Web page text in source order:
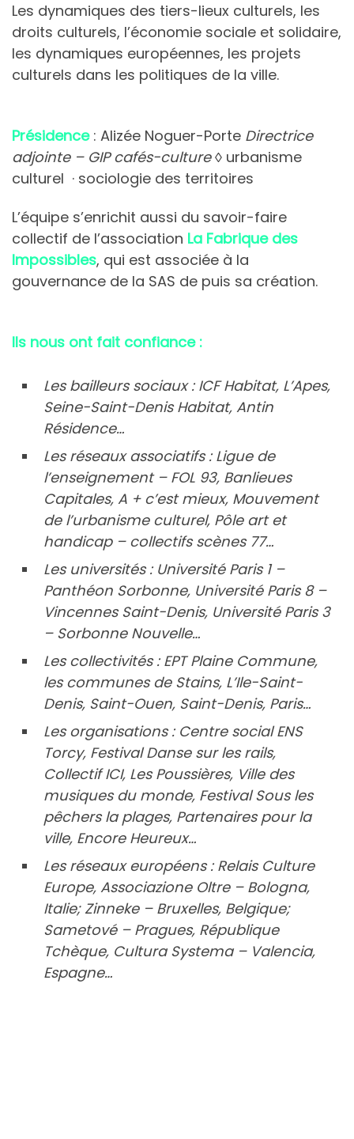
Les dynamiques des tiers-lieux culturels, les
droits culturels, l’économie sociale et solidaire,
les dynamiques européennes, les projets
culturels dans les politiques de la ville.
Présidence: Alizée Noguer-Porte Directrice
adjointe – GIP cafés-culture◊ urbanisme
culturel · sociologie des territoires
L’équipe s’enrichit aussi du savoir-faire
collectif de l’association La Fabrique des
Impossibles, qui est associée à la
gouvernance de la SAS de puis sa création.
Ils nous ont fait confiance :
Les bailleurs sociaux : ICF Habitat, L’Apes,
Seine-Saint-Denis Habitat, Antin
Résidence…
Les réseaux associatifs : Ligue de
l’enseignement – FOL 93, Banlieues
Capitales, A + c’est mieux, Mouvement
de l’urbanisme culturel, Pôle art et
handicap – collectifs scènes 77…
Les universités : Université Paris 1 –
Panthéon Sorbonne, Université Paris 8 –
Vincennes Saint-Denis, Université Paris 3
– Sorbonne Nouvelle…
Les collectivités : EPT Plaine Commune,
les communes de Stains, L’Ile-Saint-
Denis, Saint-Ouen, Saint-Denis, Paris…
Les organisations : Centre social ENS
Torcy, Festival Danse sur les rails,
Collectif ICI, Les Poussières, Ville des
musiques du monde, Festival Sous les
pêchers la plages, Partenaires pour la
ville, Encore Heureux…
Les réseaux européens : Relais Culture
Europe, Associazione Oltre – Bologna,
Italie; Zinneke – Bruxelles, Belgique;
Sametové – Pragues, République
Tchèque, Cultura Systema – Valencia,
Espagne…